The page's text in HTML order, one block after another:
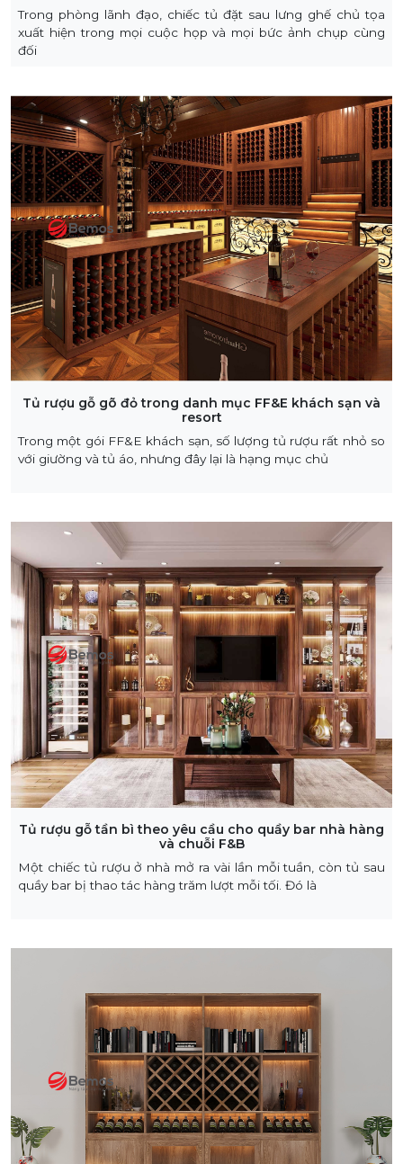
Trong phòng lãnh đạo, chiếc tủ đặt sau lưng ghế chủ tọa
xuất hiện trong mọi cuộc họp và mọi bức ảnh chụp cùng
đối
Tủ rượu gỗ gõ đỏ trong danh mục FF&E khách sạn và
resort
Trong một gói FF&E khách sạn, số lượng tủ rượu rất nhỏ so
với giường và tủ áo, nhưng đây lại là hạng mục chủ
Tủ rượu gỗ tần bì theo yêu cầu cho quầy bar nhà hàng
và chuỗi F&B
Một chiếc tủ rượu ở nhà mở ra vài lần mỗi tuần, còn tủ sau
quầy bar bị thao tác hàng trăm lượt mỗi tối. Đó là